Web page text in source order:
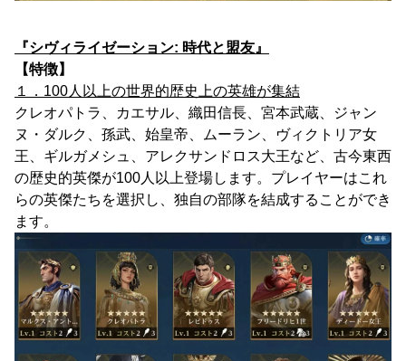
『シヴィライゼーション: 時代と盟友』
【特徴】
１．100人以上の世界的歴史上の英雄が集結
クレオパトラ、カエサル、織田信長、宮本武蔵、ジャン
ヌ・ダルク、孫武、始皇帝、ムーラン、ヴィクトリア女
王、ギルガメシュ、アレクサンドロス大王など、古今東西
の歴史的英傑が100人以上登場します。プレイヤーはこれ
らの英傑たちを選択し、独自の部隊を結成することができ
ます。